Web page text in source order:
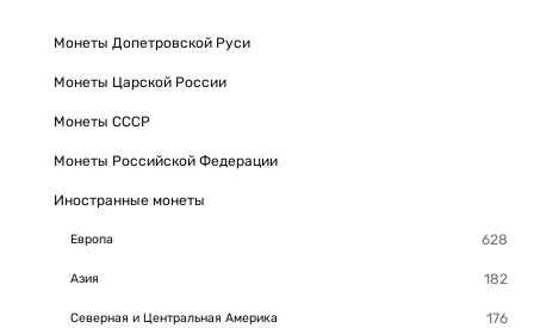
Монеты Допетровской Руси
Монеты Царской России
Монеты СССР
Монеты Российской Федерации
Иностранные монеты
Европа
Азия
Северная и Центральная Америка